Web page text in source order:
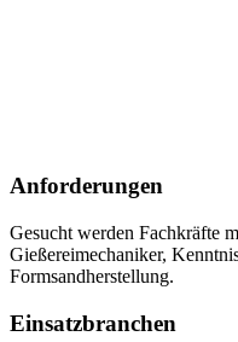
Anforderungen
Gesucht werden Fachkräfte
Gießereimechaniker,
Formsandherstellung.
Einsatzbranchen